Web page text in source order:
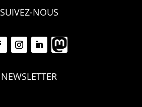
SUIVEZ-NOUS
NEWSLETTER